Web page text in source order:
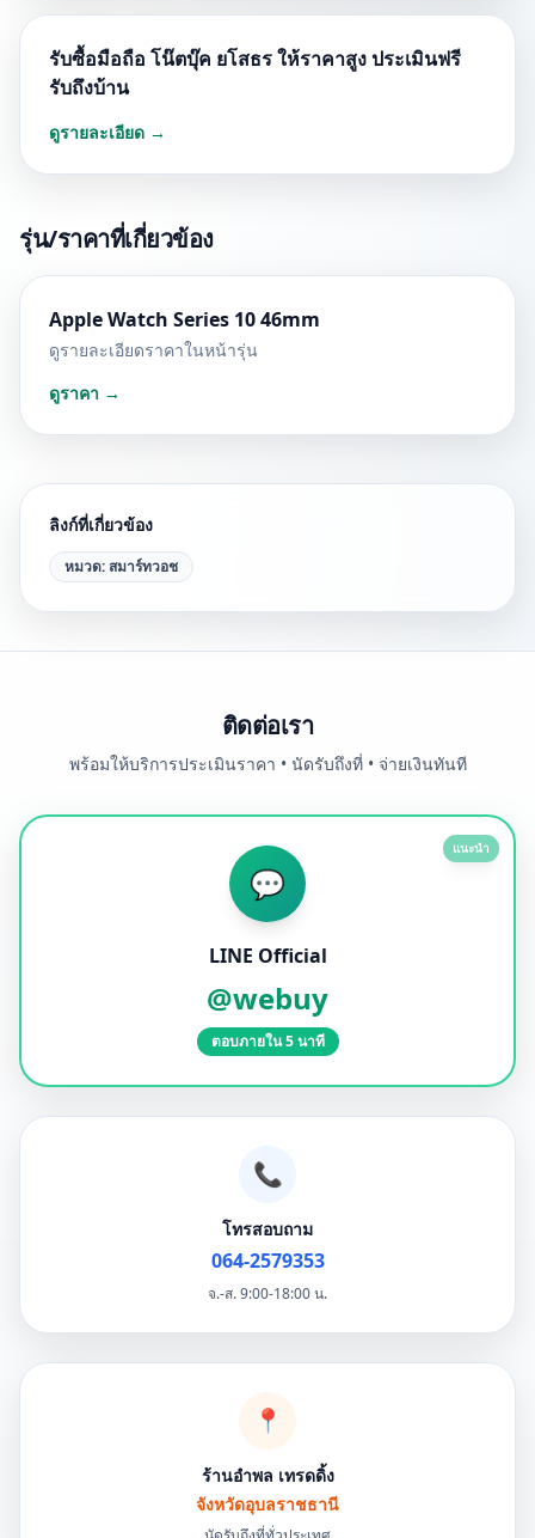
รับซื้อมือถือ โน๊ตบุ๊ค ยโสธร ให้ราคาสูง ประเมินฟรี
รับถึงบ้าน
ดูรายละเอียด →
รุ่น/ราคาที่เกี่ยวข้อง
Apple Watch Series 10 46mm
ดูรายละเอียดราคาในหน้ารุ่น
ดูราคา →
ลิงก์ที่เกี่ยวข้อง
หมวด: สมาร์ทวอช
ติดต่อเรา
พร้อมให้บริการประเมินราคา • นัดรับถึงที่ • จ่ายเงินทันที
แนะนำ
💬
LINE Official
@webuy
ตอบภายใน 5 นาที
📞
โทรสอบถาม
064-2579353
จ.-ส. 9:00-18:00 น.
📍
ร้านอำพล เทรดดิ้ง
จังหวัดอุบลราชธานี